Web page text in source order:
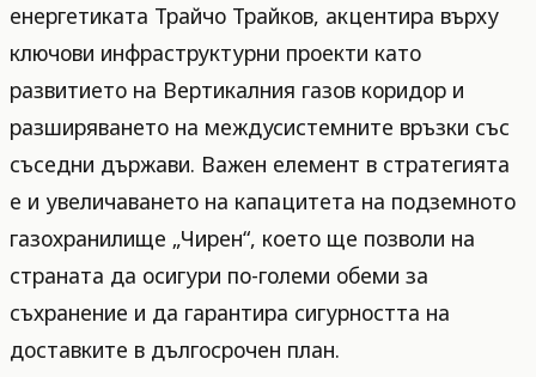
енергетиката Трайчо Трайков, акцентира върху
ключови инфраструктурни проекти като
развитието на Вертикалния газов коридор и
разширяването на междусистемните връзки със
съседни държави. Важен елемент в стратегията
е и увеличаването на капацитета на подземното
газохранилище „Чирен“, което ще позволи на
страната да осигури по-големи обеми за
съхранение и да гарантира сигурността на
доставките в дългосрочен план.